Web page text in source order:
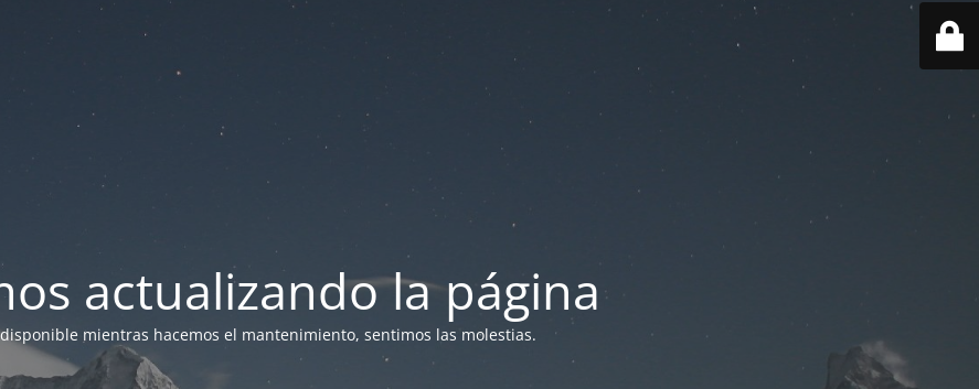
actualizando la página
mientras hacemos el mantenimiento, sentimos las molestias.